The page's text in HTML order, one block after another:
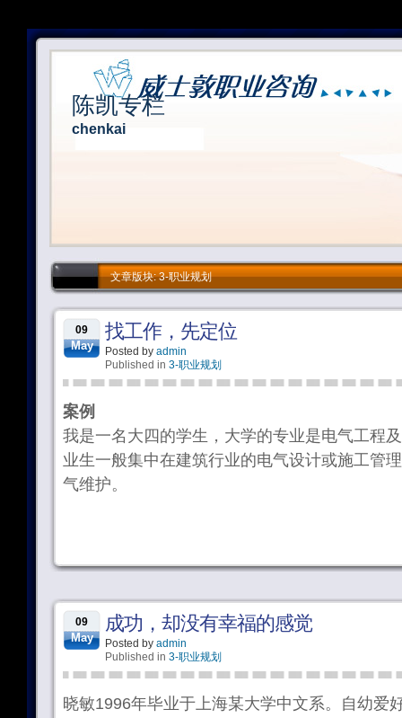
陈凯专栏
chenkai
文章版块: 3-职业规划
09
May
找工作，先定位
Posted by admin
Published in 3-职业规划
案例
我是一名大四的学生，大学的专业是电气工程
业生一般集中在建筑行业的电气设计或施工管
气维护。
09
May
成功，却没有幸福的感觉
Posted by admin
Published in 3-职业规划
晓敏1996年毕业于上海某大学中文系。自幼爱